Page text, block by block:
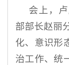
会上，
部部长赵丽
化、意识形
治工作、统